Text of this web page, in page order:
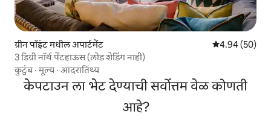
ग्रीन पॉइंट मधील अपार्टमेंट 5 पैकी 4.94
4.94 (50)
3 डिग्री नॉर्थ पेंटहाऊस (लोड शेडिंग नाही)
कुटुंब·मूल्य· आदरातिथ्य
केपटाउन ला भेट देण्याची सर्वोत्तम वेळ कोणती
आहे?